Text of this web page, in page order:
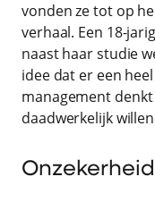
vonden ze tot op
verhaal. Een 18-
naast haar studie
idee dat er een
management
daadwerkelijk
Onzekerheid